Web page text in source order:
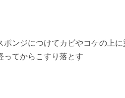
ポンジにつけてカビやコケの上に
ってからこすり落とす